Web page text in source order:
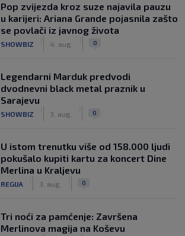
Pop zvijezda kroz suze najavila pauzu
u karijeri: Ariana Grande pojasnila zašto
se povlači iz javnog života
SHOWBIZ 4. aug. 0
Legendarni Marduk predvodi
dvodnevni black metal praznik u
Sarajevu
SHOWBIZ 3. aug. 0
U istom trenutku više od 158.000 ljudi
pokušalo kupiti kartu za koncert Dine
Merlina u Kraljevu
REGIJA 3. aug. 0
Tri noći za pamćenje: Završena
Merlinova magija na Koševu